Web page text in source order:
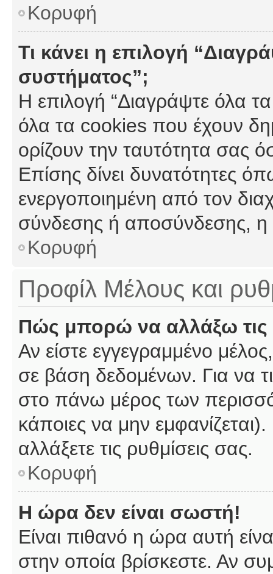
Κορυφή
Τι κάνει η επιλογή
συστήματος”;
Η επιλογή “Διαγράψτε όλα
όλα τα cookies που έχουν
ορίζουν την ταυτότητα σας
Επίσης δίνει δυνατότητες
ενεργοποιημένη από τον
σύνδεσης ή αποσύνδεσης, η
Κορυφή
Προφίλ Μέλους και
Πώς μπορώ να αλλάξω τις
Αν είστε εγγεγραμμένο
σε βάση δεδομένων. Για να
στο πάνω μέρος των
κάποιες να μην
αλλάξετε τις ρυθμίσεις σας.
Κορυφή
Η ώρα δεν είναι σωστή!
Είναι πιθανό η ώρα αυτή
στην οποία βρίσκεστε. Αν